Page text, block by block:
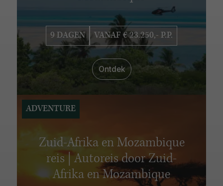
6 - 10 dagen 11 - 15 dagen
16 - 20 dagen
21 - 25 dagen
26 - 30 dagen
9 DAGEN VANAF € 23.250,- P.P.
Ontdek
Zuid-Afrika en Mozambique
reis | Autoreis door Zuid-
Afrika en Mozambique
ADVENTURE